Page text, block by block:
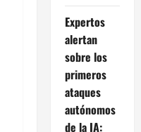
Expertos
alertan
sobre los
primeros
ataques
autónomos
de la IA: